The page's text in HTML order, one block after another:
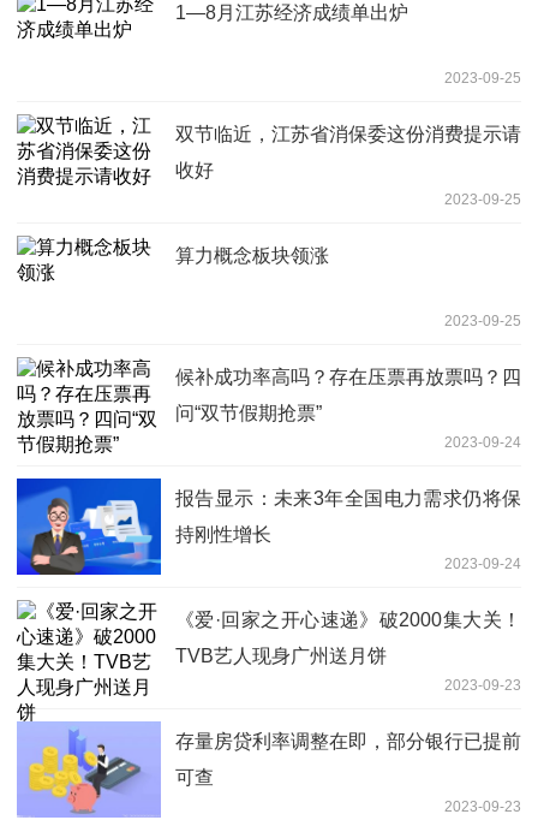
1—8月江苏经济成绩单出炉
2023-09-25
双节临近，江苏省消保委这份消费提示请
收好
2023-09-25
算力概念板块领涨
2023-09-25
候补成功率高吗？存在压票再放票吗？四
问“双节假期抢票”
2023-09-24
报告显示：未来3年全国电力需求仍将保
持刚性增长
2023-09-24
《爱·回家之开心速递》破2000集大关！
TVB艺人现身广州送月饼
2023-09-23
存量房贷利率调整在即，部分银行已提前
可查
2023-09-23